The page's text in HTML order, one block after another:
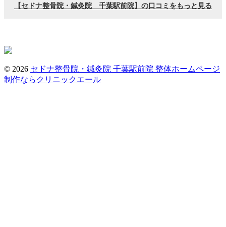
© 2026 セドナ整骨院・鍼灸院 千葉駅前院 整体ホームページ
制作ならクリニックエール